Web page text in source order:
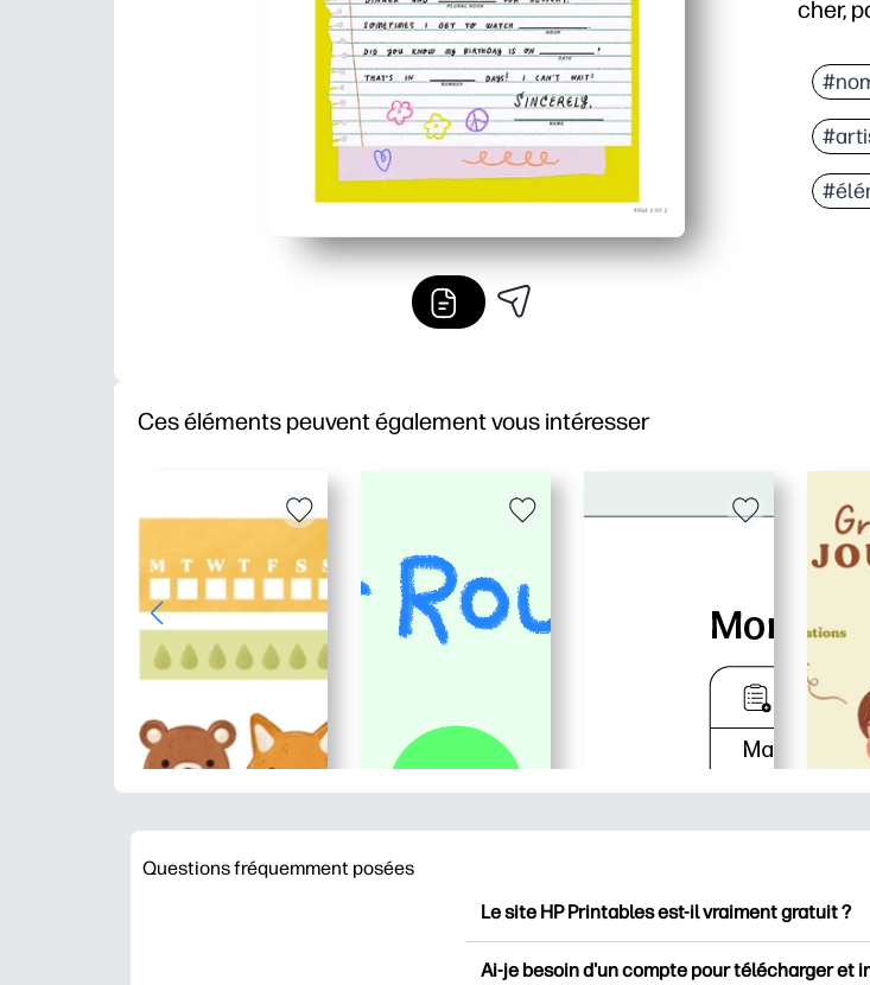
cher,
Ces éléments peuvent également vous intéresser
Questions fréquemment posées
Le site HP Printables est-il vraiment gratuit ?
Ai-je besoin d'un compte pour télécharger et